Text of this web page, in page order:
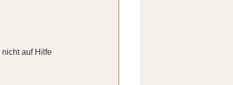
nicht auf Hilfe